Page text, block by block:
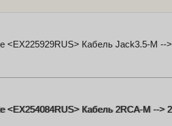
<EX225929RUS> Кабель Jack3.5-M --
<EX254084RUS> Кабель 2RCA-M -->